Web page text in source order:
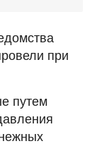
при
путем